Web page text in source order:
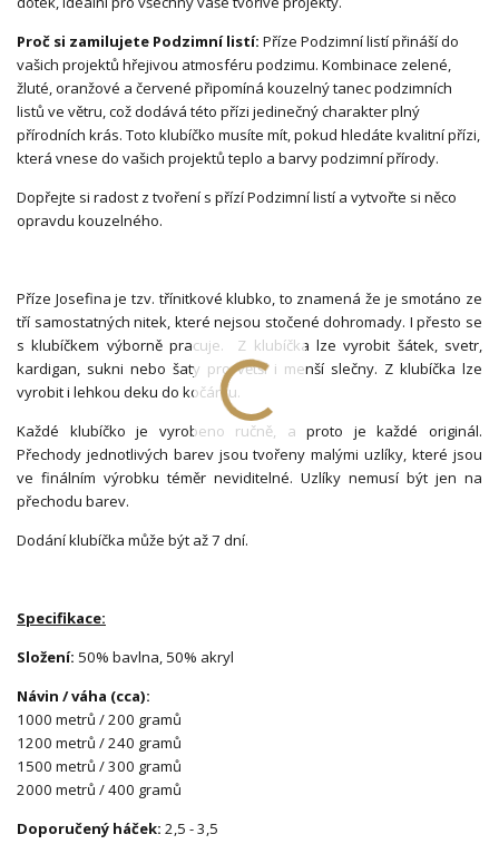
Proč si zamilujete Podzimní listí: Příze Podzimní listí přináší do
vašich projektů hřejivou atmosféru podzimu. Kombinace zelené,
žluté, oranžové a červené připomíná kouzelný tanec podzimních
listů ve větru, což dodává této přízi jedinečný charakter plný
přírodních krás. Toto klubíčko musíte mít, pokud hledáte kvalitní přízi,
která vnese do vašich projektů teplo a barvy podzimní přírody.
Dopřejte si radost z tvoření s přízí Podzimní listí a vytvořte si něco
opravdu kouzelného.
Příze Josefina je tzv. třínitkové klubko, to znamená že je smotáno ze
tří samostatných nitek, které nejsou stočené dohromady. I přesto se
s klubíčkem výborně pracuje. Z klubíčka lze vyrobit šátek, svetr,
kardigan, sukni nebo šaty pro větší i menší slečny. Z klubíčka lze
vyrobit i lehkou deku do kočárku.
Každé klubíčko je vyrobeno ručně, a proto je každé originál.
Přechody jednotlivých barev jsou tvořeny malými uzlíky, které jsou
ve finálním výrobku téměr neviditelné. Uzlíky nemusí být jen na
přechodu barev.
Dodání klubíčka může být až 7 dní.
Specifikace:
Složení: 50% bavlna, 50% akryl
Návin / váha (cca):
1000 metrů / 200 gramů
1200 metrů / 240 gramů
1500 metrů / 300 gramů
2000 metrů / 400 gramů
Doporučený háček: 2,5 - 3,5